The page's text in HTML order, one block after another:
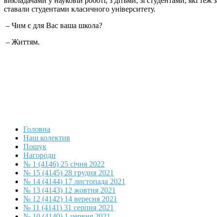
ставали студентами класичного університету.
– Чим є для Вас ваша школа?
– Життям.
Головна
Наш колектив
Пошук
Нагороди
№ 1 (4146) 25 січня 2022
№ 15 (4145) 28 грудня 2021
№ 14 (4144) 17 листопада 2021
№ 13 (4143) 12 жовтня 2021
№ 12 (4142) 14 вересня 2021
№ 11 (4141) 31 серпня 2021